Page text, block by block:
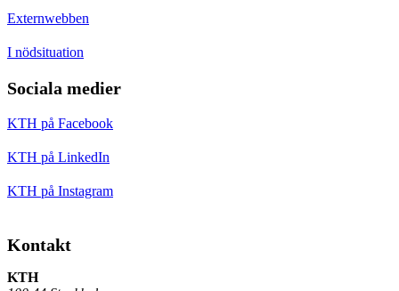
Externwebben
I nödsituation
Sociala medier
KTH på Facebook
KTH på LinkedIn
KTH på Instagram
Kontakt
KTH